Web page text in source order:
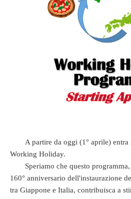
A partire da oggi (1° aprile) entra
Working Holiday.
Speriamo che questo programma,
160° anniversario dell'instaurazione
tra Giappone e Italia, contribuisca a